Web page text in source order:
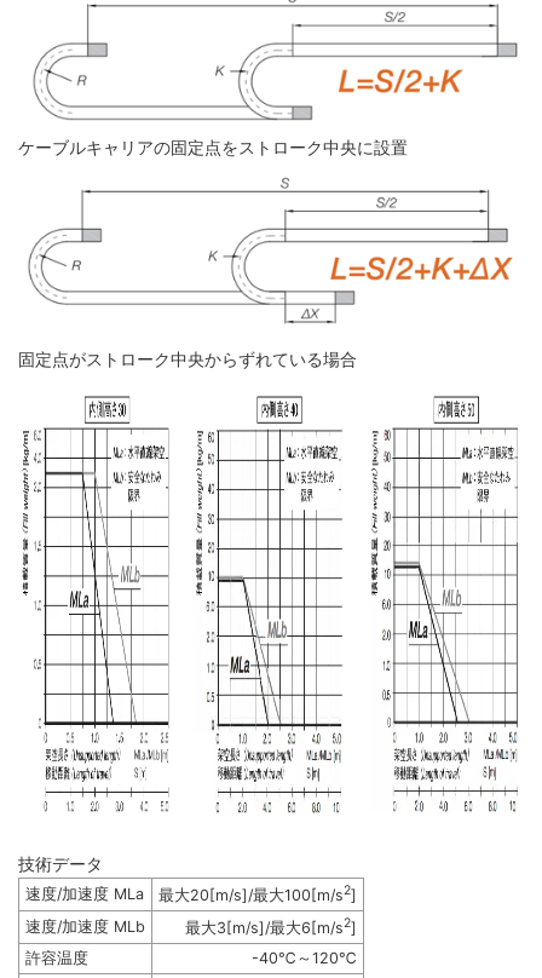
ケーブルキャリアの固定点をストローク中央に設置
固定点がストローク中央からずれている場合
技術データ
速度/加速度 MLa 最大20[m/s]/最大100[m/s2]
速度/加速度 MLb
最大3[m/s]/最大6[m/s2]
許容温度
-40℃～120℃